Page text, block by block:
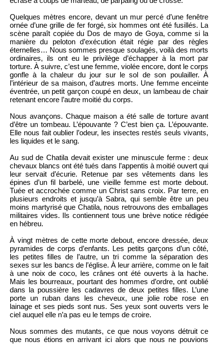
Quelques mètres encore, devant un mur percé d’une fenêtre
ornée d’une grille de fer forgé, six hommes ont été fusillés. La
scène paraît copiée du Dos de mayo de Goya, comme si la
manière du peloton d’exécution était régie par des règles
éternelles… Nous sommes presque soulagés, voilà des morts
ordinaires, ils ont eu le privilège d’échapper à la mort par
torture. À suivre, c’est une femme, violée encore, dont le corps
gonfle à la chaleur du jour sur le sol de son poulailler. À
l’intérieur de sa maison, d’autres morts. Une femme enceinte
éventrée, un petit garçon coupé en deux, un lambeau de chair
retenant encore l’autre moitié du corps.
Nous avançons. Chaque maison a été salle de torture avant
d’être un tombeau. L’épouvante ? C’est bien ça. L’épouvante.
Elle nous fait oublier l’odeur, les insectes restés seuls vivants,
les liquides et le sang.
Au sud de Chatila devait exister une minuscule ferme : deux
chevaux blancs ont été tués dans l’appentis à moitié ouvert qui
leur servait d’écurie. Retenue par ses vêtements dans les
épines d’un fil barbelé, une vieille femme est morte debout.
Tuée et accrochée comme un Christ sans croix. Par terre, en
plusieurs endroits et jusqu’à Sabra, qui semble être un peu
moins martyrisé que Chatila, nous retrouvons des emballages
militaires vides. Ils contiennent tous une brève notice rédigée
en hébreu.
À vingt mètres de cette morte debout, encore dressée, deux
pyramides de corps d’enfants. Les petits garçons d’un côté,
les petites filles de l’autre, un tri comme la séparation des
sexes sur les bancs de l’église. À leur arrière, comme on le fait
à une noix de coco, les crânes ont été ouverts à la hache.
Mais les bourreaux, pourtant des hommes d’ordre, ont oublié
dans la poussière les cadavres de deux petites filles. L’une
porte un ruban dans les cheveux, une jolie robe rose en
lainage et ses pieds sont nus. Ses yeux sont ouverts vers le
ciel auquel elle n’a pas eu le temps de croire.
Nous sommes des mutants, ce que nous voyons détruit ce
que nous étions en arrivant ici alors que nous ne pouvions